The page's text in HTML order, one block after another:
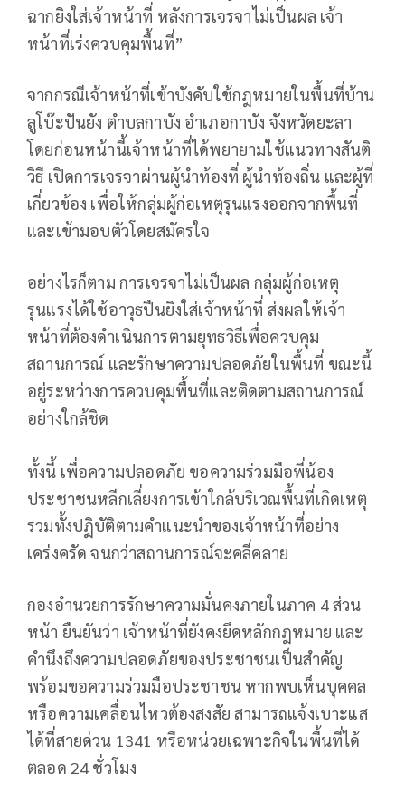
ฉากยิงใส่เจ้าหน้าที่ หลังการเจรจาไม่เป็นผล เจ้า
หน้าที่เร่งควบคุมพื้นที่”
จากกรณีเจ้าหน้าที่เข้าบังคับใช้กฎหมายในพื้นที่บ้าน
ลูโบ๊ะปันยัง ตำบลกาบัง อำเภอกาบัง จังหวัดยะลา
โดยก่อนหน้านี้เจ้าหน้าที่ได้พยายามใช้แนวทางสันติ
วิธี เปิดการเจรจาผ่านผู้นำท้องที่ ผู้นำท้องถิ่น และผู้ที่
เกี่ยวข้อง เพื่อให้กลุ่มผู้ก่อเหตุรุนแรงออกจากพื้นที่
และเข้ามอบตัวโดยสมัครใจ
อย่างไรก็ตาม การเจรจาไม่เป็นผล กลุ่มผู้ก่อเหตุ
รุนแรงได้ใช้อาวุธปืนยิงใส่เจ้าหน้าที่ ส่งผลให้เจ้า
หน้าที่ต้องดำเนินการตามยุทธวิธีเพื่อควบคุม
สถานการณ์ และรักษาความปลอดภัยในพื้นที่ ขณะนี้
อยู่ระหว่างการควบคุมพื้นที่และติดตามสถานการณ์
อย่างใกล้ชิด
ทั้งนี้ เพื่อความปลอดภัย ขอความร่วมมือพี่น้อง
ประชาชนหลีกเลี่ยงการเข้าใกล้บริเวณพื้นที่เกิดเหตุ
รวมทั้งปฏิบัติตามคำแนะนำของเจ้าหน้าที่อย่าง
เคร่งครัด จนกว่าสถานการณ์จะคลี่คลาย
กองอำนวยการรักษาความมั่นคงภายในภาค 4 ส่วน
หน้า ยืนยันว่า เจ้าหน้าที่ยังคงยึดหลักกฎหมาย และ
คำนึงถึงความปลอดภัยของประชาชนเป็นสำคัญ
พร้อมขอความร่วมมือประชาชน หากพบเห็นบุคคล
หรือความเคลื่อนไหวต้องสงสัย สามารถแจ้งเบาะแส
ได้ที่สายด่วน 1341 หรือหน่วยเฉพาะกิจในพื้นที่ได้
ตลอด 24 ชั่วโมง